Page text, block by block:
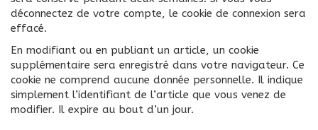
déconnectez de votre compte, le cookie de connexion sera
effacé.
En modifiant ou en publiant un article, un cookie
supplémentaire sera enregistré dans votre navigateur. Ce
cookie ne comprend aucune donnée personnelle. Il indique
simplement l’identifiant de l’article que vous venez de
modifier. Il expire au bout d’un jour.